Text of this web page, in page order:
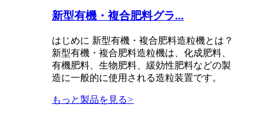
新型有機・複合肥料グラ...
はじめに 新型有機・複合肥料造粒機とは？
新型有機・複合肥料造粒機は、化成肥料、
有機肥料、生物肥料、緩効性肥料などの製
造に一般的に使用される造粒装置です。
もっと製品を見る>